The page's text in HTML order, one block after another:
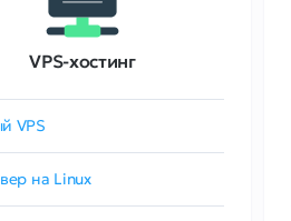
VPS-хостинг
VPS
на Linux